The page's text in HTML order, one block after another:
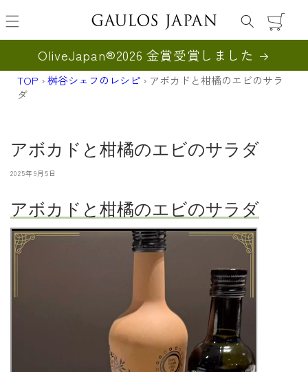
ー
ト
OliveJapan®︎2026 金賞受賞しました
TOP › 桝谷シェフのレシピ › アボカドと柑橘のエビのサラ
ダ
アボカドと柑橘のエビのサラダ
2025年9月5日
アボカドと柑橘のエビのサラダ